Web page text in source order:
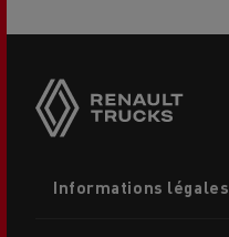
buttons
menu
Informations légales